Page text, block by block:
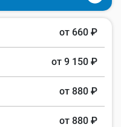
от 660 ₽
от 9 150 ₽
от 880 ₽
от 880 ₽